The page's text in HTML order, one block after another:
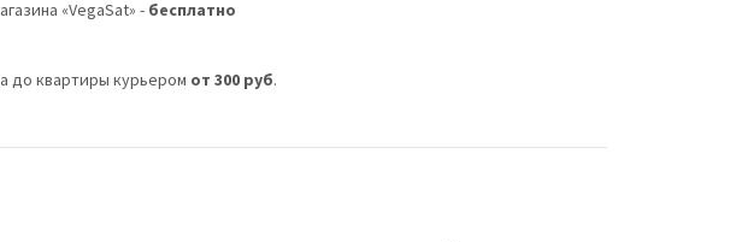
«VegaSat» - бесплатно
до квартиры курьером от 300 руб.